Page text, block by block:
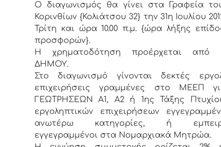
Ο διαγωνισμός θα γίνει στα Γραφεία
Κορινθίων {Κολιάτσου 32} την 31η Ιουλίου
Τρίτη και ώρα 10.00 π.μ. {ώρα λήξης
προσφορών}.
Η χρηματοδότηση προέρχεται από
ΔΗΜΟΥ.
Στο διαγωνισμό γίνονται δεκτές
επιχειρήσεις γραμμένες στο ΜΕΕΠ
ΓΕΩΤΡΗΣΕΩΝ Α1, Α2 ή 1ης Τάξης
εργοληπτικών επιχειρήσεων
ανωτέρω κατηγορίες, ή
εγγεγραμμένοι στα Νομαρχιακά Μητρώα.